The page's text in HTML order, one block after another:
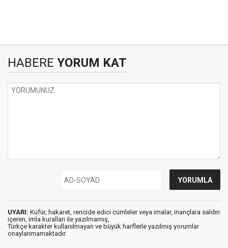
HABERE YORUM KAT
UYARI: Küfür, hakaret, rencide edici cümleler veya imalar, inançlara saldırı
içeren, imla kuralları ile yazılmamış,
Türkçe karakter kullanılmayan ve büyük harflerle yazılmış yorumlar
onaylanmamaktadır.